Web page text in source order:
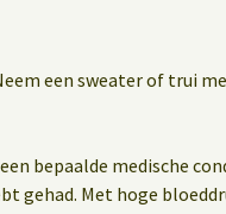
een sweater of trui
bepaalde medische
gehad. Met hoge